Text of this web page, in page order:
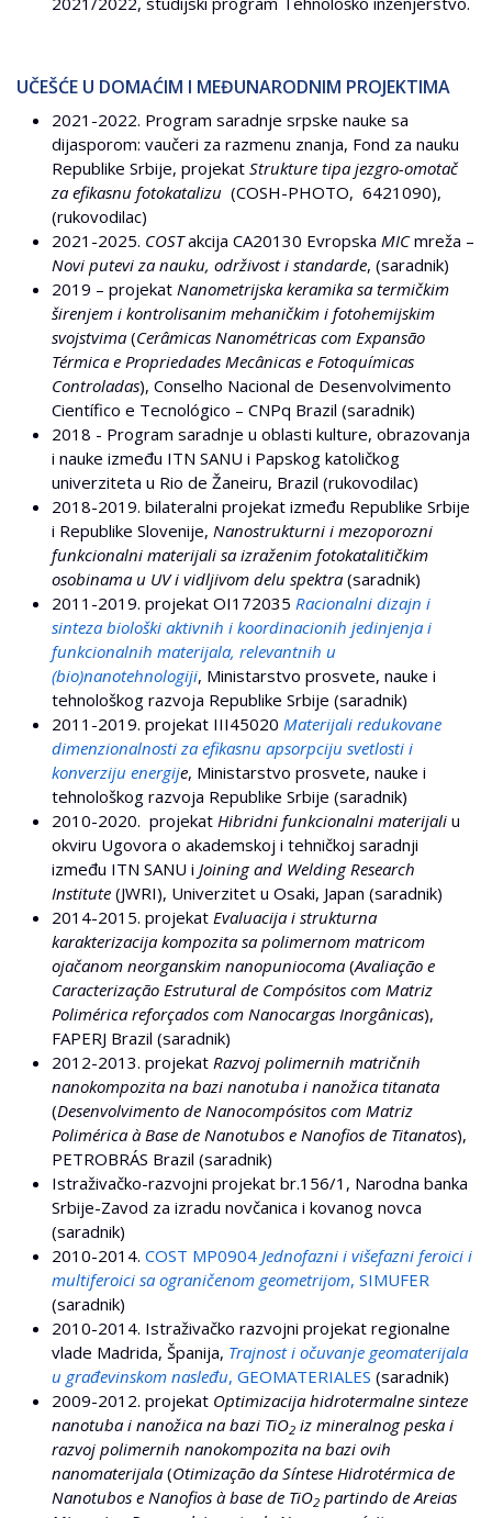
UČEŠĆE U DOMAĆIM I MEĐUNARODNIM PROJEKTIMA
2021-2022. Program saradnje srpske nauke sa
dijasporom: vaučeri za razmenu znanja, Fond za nauku
Republike Srbije, projekat Strukture tipa jezgro-omotač
za efikasnu fotokatalizu (COSH-PHOTO, 6421090),
(rukovodilac)
2021-2025. COSTakcija CA20130 Evropska MICmreža –
Novi putevi za nauku, održivost i standarde, (saradnik)
2019 – projekat Nanometrijska keramika sa termičkim
širenjem i kontrolisanim mehaničkim i fotohemijskim
svojstvima (Cerâmicas Nanométricas com Expansão
Térmica e Propriedades Mecânicas e Fotoquímicas
Controladas), Conselho Nacional de Desenvolvimento
Científico e Tecnológico – CNPq Brazil (saradnik)
2018 - Program saradnje u oblasti kulture, obrazovanja
i nauke između ITN SANU i Papskog katoličkog
univerziteta u Rio de Žaneiru, Brazil (rukovodilac)
2018-2019. bilateralni projekat između Republike Srbije
i Republike Slovenije, Nanostrukturni i mezoporozni
funkcionalni materijali sa izraženim fotokatalitičkim
osobinama u UV i vidljivom delu spektra (saradnik)
2011-2019. projekat OI172035 Racionalni dizajn i
sinteza biološki aktivnih i koordinacionih jedinjenja i
funkcionalnih materijala, relevantnih u
(bio)nanotehnologiji, Ministarstvo prosvete, nauke i
tehnološkog razvoja Republike Srbije (saradnik)
2011-2019. projekat III45020 Materijali redukovane
dimenzionalnosti za efikasnu apsorpciju svetlosti i
konverziju energije, Ministarstvo prosvete, nauke i
tehnološkog razvoja Republike Srbije (saradnik)
2010-2020. projekat Hibridni funkcionalni materijali u
okviru Ugovora o akademskoj i tehničkoj saradnji
između ITN SANU i Joining and Welding Research
Institute (JWRI), Univerzitet u Osaki, Japan (saradnik)
2014-2015. projekat Evaluacija i strukturna
karakterizacija kompozita sa polimernom matricom
ojačanom neorganskim nanopuniocoma (Avaliação e
Caracterização Estrutural de Compósitos com Matriz
Polimérica reforçados com Nanocargas Inorgânicas),
FAPERJ Brazil (saradnik)
2012-2013. projekat Razvoj polimernih matričnih
nanokompozita na bazi nanotuba i nanožica titanata
(Desenvolvimento de Nanocompósitos com Matriz
Polimérica à Base de Nanotubos e Nanofios de Titanatos),
PETROBRÁS Brazil (saradnik)
Istraživačko-razvojni projekat br.156/1, Narodna banka
Srbije-Zavod za izradu novčanica i kovanog novca
(saradnik)
2010-2014. COST MP0904 Jednofazni i višefazni feroici i
multiferoici sa ograničenom geometrijom, SIMUFER
(saradnik)
2010-2014. Istraživačko razvojni projekat regionalne
vlade Madrida, Španija, Trajnost i očuvanje geomaterijala
u građevinskom nasleđu, GEOMATERIALES (saradnik)
2009-2012. projekat Optimizacija hidrotermalne sinteze
nanotuba i nanožica na bazi TiO2 iz mineralnog peska i
razvoj polimernih nanokompozita na bazi ovih
nanomaterijala (Otimização da Síntese Hidrotérmica de
Nanotubos e Nanofios à base de TiO2 partindo de Areias